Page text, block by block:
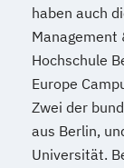
haben auch
Management
Hochschule
Europe
Zwei der
aus Berlin,
Universität.